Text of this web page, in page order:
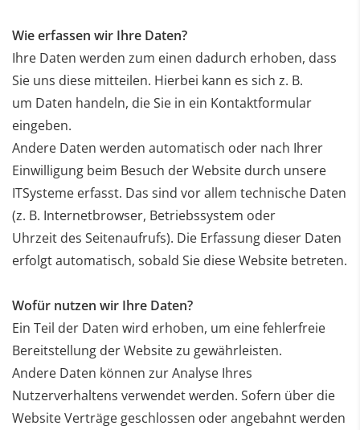
Wie erfassen wir Ihre Daten?
Ihre Daten werden zum einen dadurch erhoben, dass
Sie uns diese mitteilen. Hierbei kann es sich z. B.
um Daten handeln, die Sie in ein Kontaktformular
eingeben.
Andere Daten werden automatisch oder nach Ihrer
Einwilligung beim Besuch der Website durch unsere
ITSysteme erfasst. Das sind vor allem technische Daten
(z. B. Internetbrowser, Betriebssystem oder
Uhrzeit des Seitenaufrufs). Die Erfassung dieser Daten
erfolgt automatisch, sobald Sie diese Website betreten.
Wofür nutzen wir Ihre Daten?
Ein Teil der Daten wird erhoben, um eine fehlerfreie
Bereitstellung der Website zu gewährleisten.
Andere Daten können zur Analyse Ihres
Nutzerverhaltens verwendet werden. Sofern über die
Website Verträge geschlossen oder angebahnt werden